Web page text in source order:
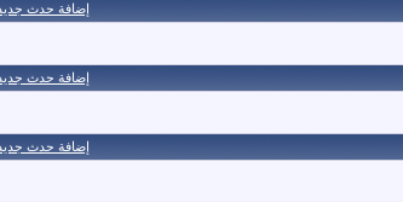
إضافة حدث جديد
إضافة حدث جديد
إضافة حدث جديد